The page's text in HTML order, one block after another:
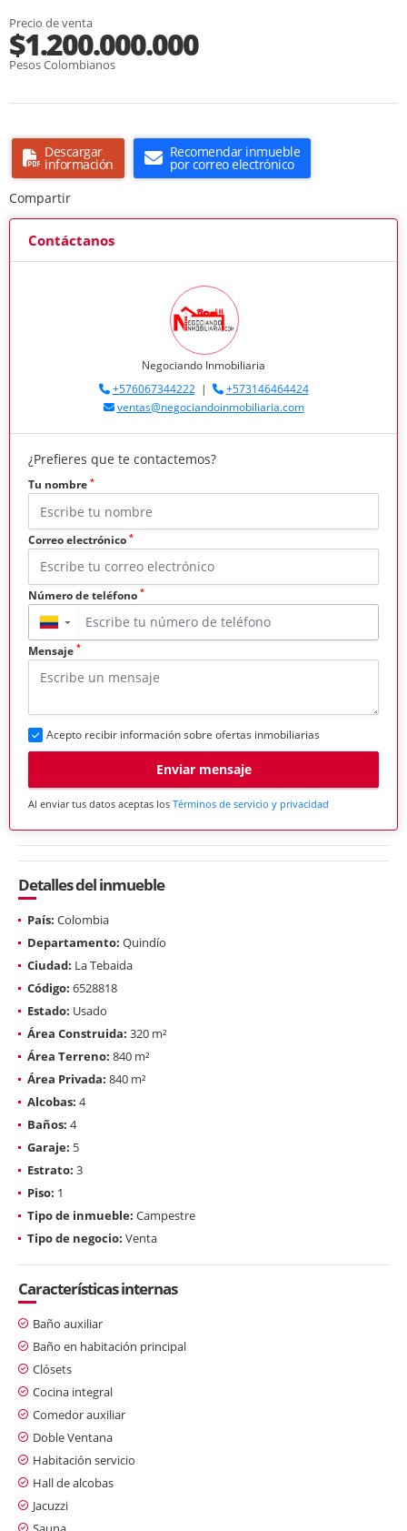
Precio de venta
$1.200.000.000
Pesos Colombianos
Descargar
información
Recomendar inmueble
por correo electrónico
Compartir
Contáctanos
Negociando Inmobiliaria
+576067344222|
+573146464424
ventas@negociandoinmobiliaria.com
¿Prefieres que te contactemos?
Tu nombre *
Correo electrónico *
Número de teléfono *
▼
Mensaje *
Acepto recibir información sobre ofertas inmobiliarias
Enviar mensaje
Al enviar tus datos aceptas los Términos de servicio y privacidad
Detalles del inmueble
País: Colombia
Departamento: Quindío
Ciudad: La Tebaida
Código: 6528818
Estado: Usado
Área Construida: 320 m²
Área Terreno: 840 m²
Área Privada: 840 m²
Alcobas: 4
Baños: 4
Garaje: 5
Estrato: 3
Piso: 1
Tipo de inmueble: Campestre
Tipo de negocio: Venta
Características internas
Baño auxiliar
Baño en habitación principal
Clósets
Cocina integral
Comedor auxiliar
Doble Ventana
Habitación servicio
Hall de alcobas
Jacuzzi